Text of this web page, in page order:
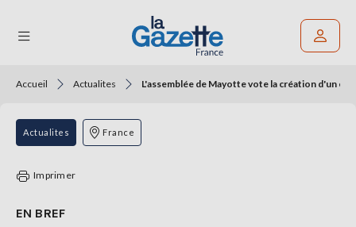
THÉMATIQUES
RÉGIONS
Accueil Actualites L'assemblée de Mayotte vote la création d'un
Actualites France
Imprimer
EN BREF